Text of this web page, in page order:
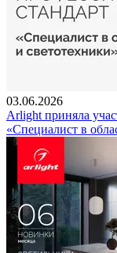
03.06.2026
Arlight приняла
«Специалист в